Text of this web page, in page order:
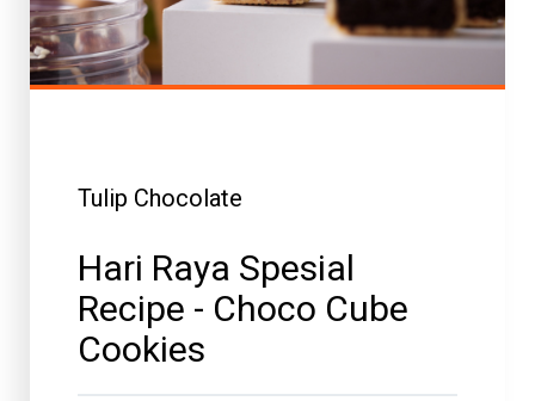
Tulip Chocolate
Hari Raya Spesial
Recipe - Choco Cube
Cookies